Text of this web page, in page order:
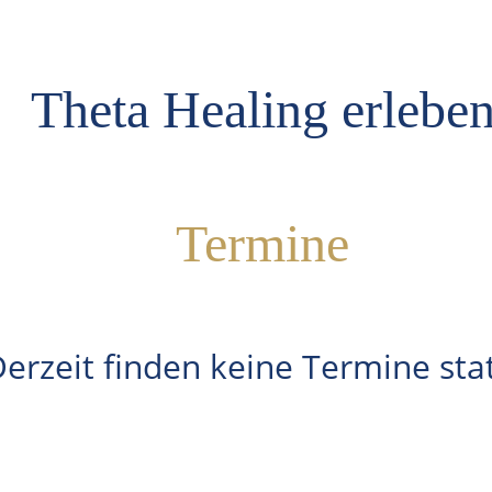
Theta Healing
Termine
finden keine Termine